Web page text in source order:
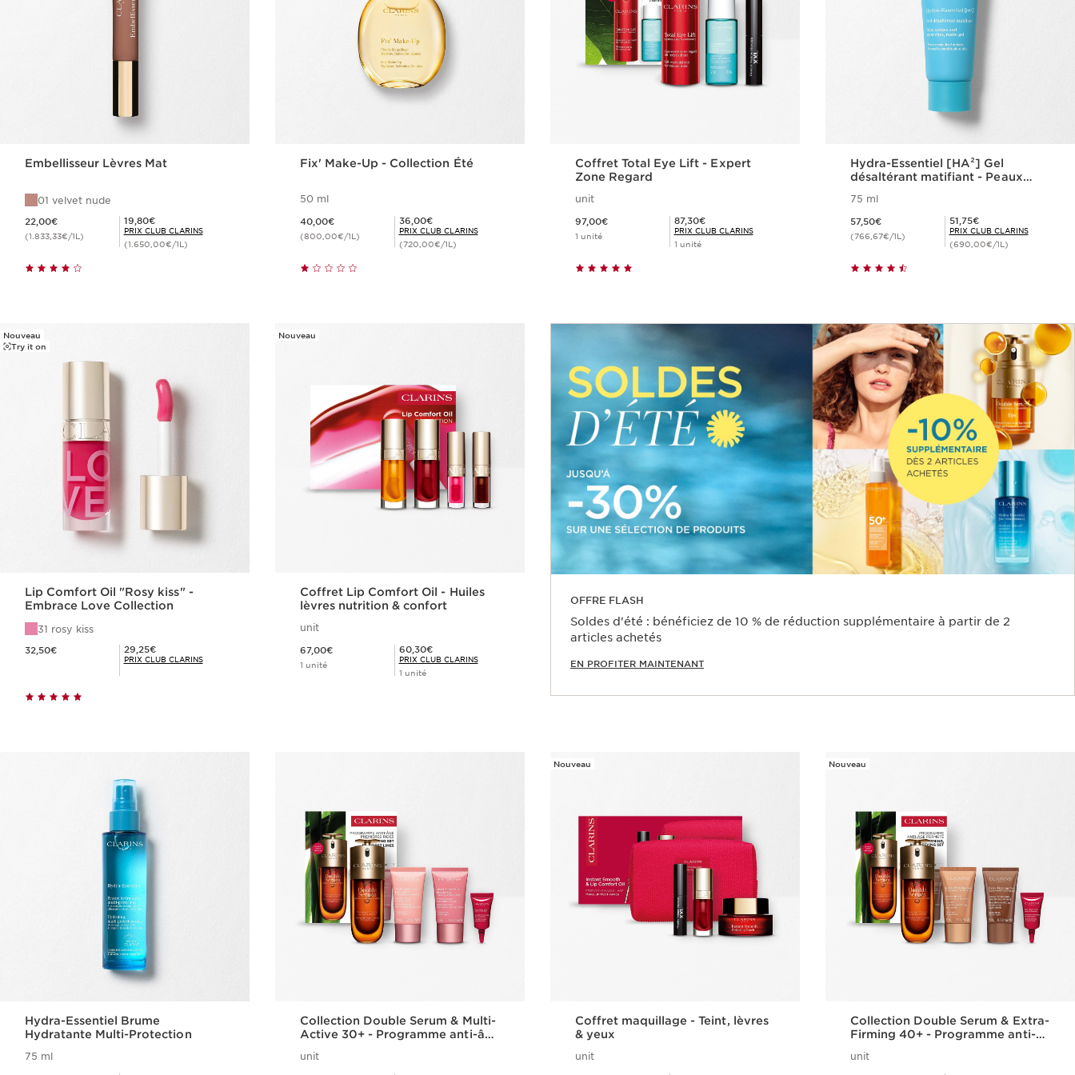
Embellisseur Lèvres Mat
01 velvet nude
22,00€
(1.833,33€/1L)
Prix Club Clarins 19,80€
19,80€
PRIX CLUB CLARINS
(1.650,00€/1L)
Fix' Make-Up - Collection Été
50 ml
40,00€
(800,00€/1L)
Prix Club Clarins 36,00€
36,00€
PRIX CLUB CLARINS
(720,00€/1L)
Coffret Total Eye Lift - Expert
Zone Regard
unit
97,00€
1 unité
Prix Club Clarins 87,30€
87,30€
PRIX CLUB CLARINS
1 unité
Hydra-Essentiel [HA²] Gel
désaltérant matifiant - Peaux
75 ml
57,50€
(766,67€/1L)
Prix Club Clarins 51,75€
51,75€
PRIX CLUB CLARINS
(690,00€/1L)
Nouveau
Try it on
Lip Comfort Oil "Rosy kiss" -
Embrace Love Collection
31 rosy kiss
32,50€ Prix Club Clarins 29,25€
29,25€
PRIX CLUB CLARINS
Nouveau
Coffret Lip Comfort Oil - Huiles
lèvres nutrition & confort
unit
67,00€
1 unité
Prix Club Clarins 60,30€
60,30€
PRIX CLUB CLARINS
1 unité
OFFRE FLASH
Soldes d'été : bénéficiez de 10 % de réduction supplémentaire à partir de 2
articles achetés
EN PROFITER MAINTENANT
Hydra-Essentiel Brume
Hydratante Multi-Protection
75 ml
Collection Double Serum & Multi-
Active 30+ - Programme anti-âge
unit
Nouveau
Coffret maquillage - Teint, lèvres
& yeux
unit
Nouveau
Collection Double Serum & Extra-
Firming 40+ - Programme anti-
unit